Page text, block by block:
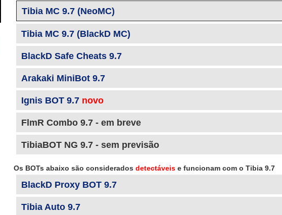
Tibia MC 9.7 (NeoMC)
Tibia MC 9.7 (BlackD MC)
BlackD Safe Cheats 9.7
Arakaki MiniBot 9.7
Ignis BOT 9.7novo
FlmR Combo 9.7 - em breve
TibiaBOT NG 9.7 - sem previsão
Os BOTs abaixo são considerados detectáveise funcionam com o Tibia 9.7
BlackD Proxy BOT 9.7
Tibia Auto 9.7